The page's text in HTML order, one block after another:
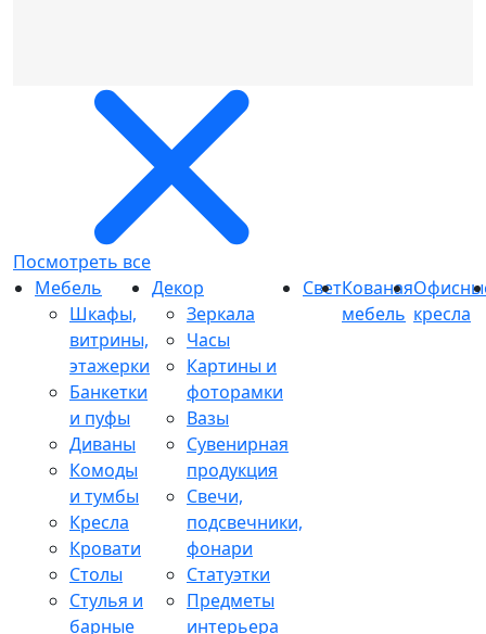
Посмотреть все
Мебель
Шкафы,
витрины,
этажерки
Банкетки
и пуфы
Диваны
Комоды
и тумбы
Кресла
Кровати
Столы
Стулья и
барные
Декор
Зеркала
Часы
Картины и
фоторамки
Вазы
Сувенирная
продукция
Свечи,
подсвечники,
фонари
Статуэтки
Предметы
интерьера
СветКованая
мебель кресла